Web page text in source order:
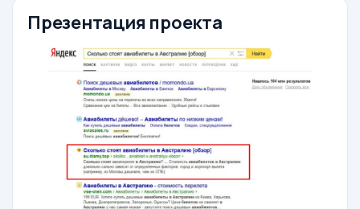
Презентация проекта